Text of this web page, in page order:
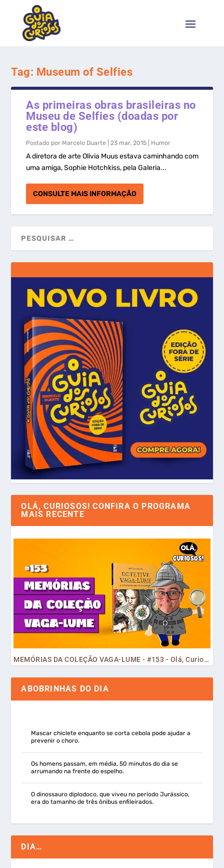
Tag: Museum of Selfies
As primeiras obras brasileiras no
Museu de Selfies (doadas por
este blog)
Postado por Marcelo Duarte |23 mar, 2015 Humor
A diretora de arte Olivia Muus estava caminhando com
uma amiga, Sophie Hotchkiss, pela Galeria...
CONSULTE MAIS INFORMAÇÃO
OLÁ, CURIOSOS! CONFIRA O PROGRAMA
MAIS RECENTE
MEMÓRIAS DA COLEÇÃO VAGA-LUME - #153 - Olá, Curiosos! 2023
ABOBRINHAS DO DIA
Mascar chiclete enquanto se corta cebola pode ajudar a
prevenir o choro.
Os homens passam, em média, 50 minutos do dia se
arrumando na frente do espelho.
O dinossauro diplodoco, que viveu no período Jurássico,
era do tamanho de três ônibus enfileirados.
DIA…